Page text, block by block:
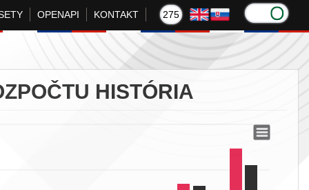
OPENAPI KONTAKT 275
HISTÓRIA